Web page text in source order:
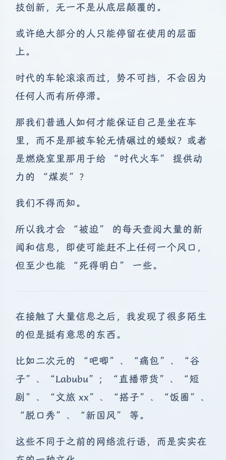
技创新，无一不是从底层颠覆的。
或许绝大部分的人只能停留在使用的层面
上。
时代的车轮滚滚而过，势不可挡，不会因为
任何人而有所停滞。
那我们普通人如何才能保证自己是坐在车
里，而不是那被车轮无情碾过的蝼蚁？或者
是燃烧室里那用于给 “时代火车” 提供动
力的 “煤炭”？
我们不得而知。
所以我才会 “被迫” 的每天查阅大量的新
闻和信息，即使可能赶不上任何一个风口，
但至少也能 “死得明白” 一些。
在接触了大量信息之后，我发现了很多陌生
的但是挺有意思的东西。
比如二次元的 “吧唧”、“痛包”、“谷
子”、“Labubu”；“直播带货”、“短
剧”、“文旅 xx”、“搭子”、“饭圈”、
“脱口秀”、“新国风” 等。
这些不同于之前的网络流行语，而是实实在